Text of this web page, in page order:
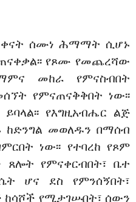
ቀናት ሰሙነ ሕማማት ሲሆኑ
የጾሙ የመጨረሻው
መከራ የምናስብበት
የምናጠናቅቅበት ነው፡፡
የእግዚአብሔር ልጅ
መወለዱን በማሰብ
ነው፡፡ የተባረከ የጾም
ጸሎት የምናቀርብበት፣ ቤተ
ሆና ደስ የምንሰኝበት፣
የሚታገሡበት፣ ሰውን